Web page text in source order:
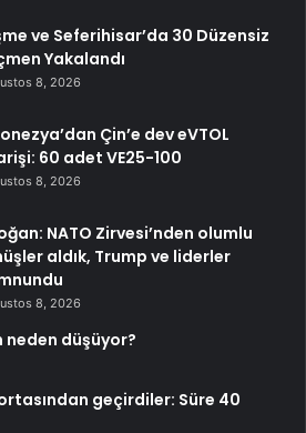
ve Seferihisar’da 30 Düzensiz
Yakalandı
8, 2026
Çin’e dev eVTOL
60 adet VE25-100
8, 2026
NATO Zirvesi’nden olumlu
aldık, Trump ve liderler
8, 2026
neden düşüyor?
geçirdiler: Süre 40